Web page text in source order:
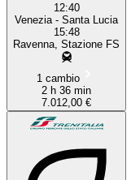
12:40
Venezia - Santa Lucia
15:48
Ravenna, Stazione FS
1 cambio
2 h 36 min
7.012,00 €